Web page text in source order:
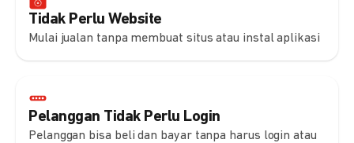
Tidak Perlu Website
Mulai jualan tanpa membuat situs atau instal aplikasi
Pelanggan Tidak Perlu Login
Pelanggan bisa beli dan bayar tanpa harus login atau